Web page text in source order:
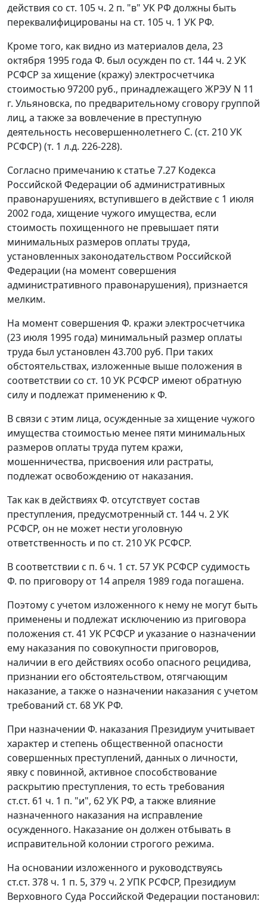
действия со ст. 105 ч. 2 п. "в" УК РФ должны быть
переквалифицированы на ст. 105 ч. 1 УК РФ.
Кроме того, как видно из материалов дела, 23
октября 1995 года Ф. был осужден по ст. 144 ч. 2УК
РСФСР за хищение (кражу) электросчетчика
стоимостью 97200 руб., принадлежащего ЖРЭУ N 11
г. Ульяновска, по предварительному сговору группой
лиц, а также за вовлечение в преступную
деятельность несовершеннолетнего С. (ст. 210УК
РСФСР) (т. 1 л.д. 226-228).
Согласно примечанию к статье 7.27 Кодекса
Российской Федерации об административных
правонарушениях, вступившего в действие с 1 июля
2002 года, хищение чужого имущества, если
стоимость похищенного не превышает пяти
минимальных размеров оплаты труда,
установленных законодательством Российской
Федерации (на момент совершения
административного правонарушения), признается
мелким.
На момент совершения Ф. кражи электросчетчика
(23 июля 1995 года) минимальный размер оплаты
труда был установлен 43.700 руб. При таких
обстоятельствах, изложенные выше положения в
соответствии со ст. 10УК РСФСР имеют обратную
силу и подлежат применению к Ф.
В связи с этим лица, осужденные за хищение чужого
имущества стоимостью менее пяти минимальных
размеров оплаты труда путем кражи,
мошенничества, присвоения или растраты,
подлежат освобождению от наказания.
Так как в действиях Ф. отсутствует состав
преступления, предусмотренный ст. 144 ч. 2УК
РСФСР, он не может нести уголовную
ответственность и по ст. 210УК РСФСР.
В соответствии с п. 6 ч. 1 ст. 57УК РСФСР судимость
Ф. по приговору от 14 апреля 1989 года погашена.
Поэтому с учетом изложенного к нему не могут быть
применены и подлежат исключению из приговора
положения ст. 41 УК РСФСР и указание о назначении
ему наказания по совокупности приговоров,
наличии в его действиях особо опасного рецидива,
признании его обстоятельством, отягчающим
наказание, а также о назначении наказания с учетом
требований ст. 68УК РФ.
При назначении Ф. наказания Президиум учитывает
характер и степень общественной опасности
совершенных преступлений, данных о личности,
явку с повинной, активное способствование
раскрытию преступления, то есть требования
ст.ст. 61 ч. 1 п. "и", 62УК РФ, а также влияние
назначенного наказания на исправление
осужденного. Наказание он должен отбывать в
исправительной колонии строгого режима.
На основании изложенного и руководствуясь
ст.ст. 378 ч. 1 п. 5, 379 ч. 2УПК РСФСР, Президиум
Верховного Суда Российской Федерации постановил: